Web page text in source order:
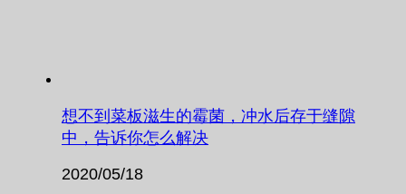
想不到菜板滋生的霉菌，冲水后存于缝隙
中，告诉你怎么解决
2020/05/18